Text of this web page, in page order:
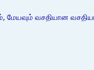
மேயவும் வசதியான